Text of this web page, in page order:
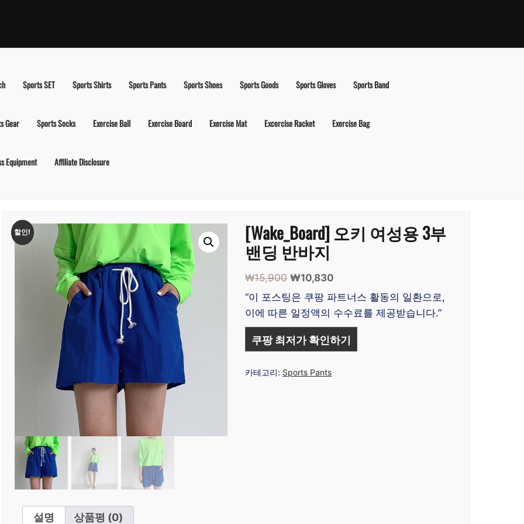
Sports SET Sports Shirts Sports Pants Sports Shoes Sports Goods Sports Gloves Sports Band
Gear Sports Socks Exercise Ball Exercise Board Exercise Mat Excercise Racket Exercise Bag
Equipment Affiliate Disclosure
할인! [Wake_Board] 오키 여성용 3부
밴딩 반바지
₩15,900 원
래
가
격:
₩15,900.
₩10,830
재
가
격:
₩10,830.
“이 포스팅은 쿠팡 파트너스 활동의 일환으로,
이에 따른 일정액의 수수료를 제공받습니다.”
쿠팡 최저가 확인하기
카테고리: Sports Pants
설명 상품평 (0)